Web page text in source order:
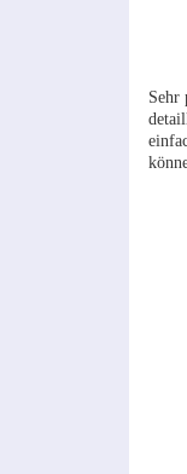
Sehr